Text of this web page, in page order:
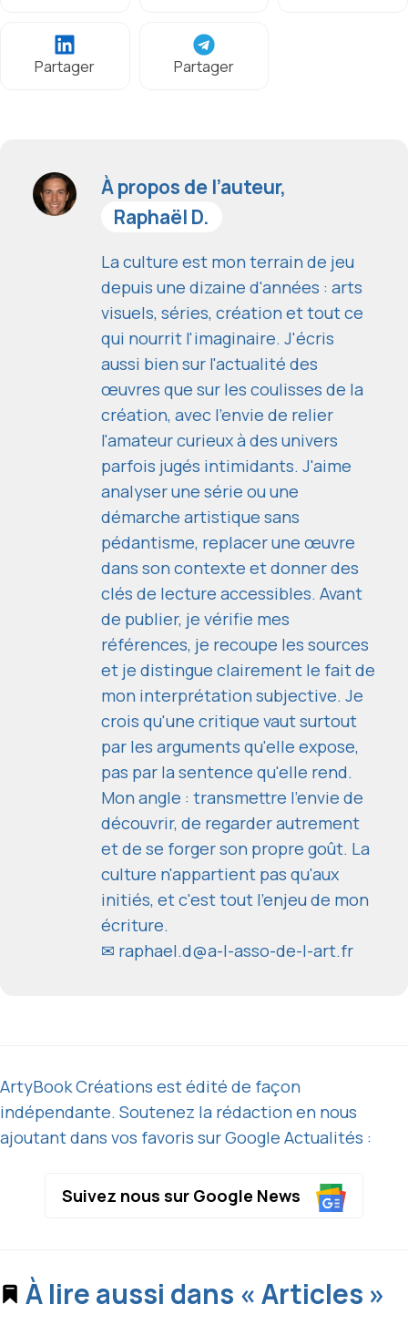
Partager Partager
À propos de l’auteur,
Raphaël D.
La culture est mon terrain de jeu
depuis une dizaine d'années : arts
visuels, séries, création et tout ce
qui nourrit l'imaginaire. J'écris
aussi bien sur l'actualité des
œuvres que sur les coulisses de la
création, avec l'envie de relier
l'amateur curieux à des univers
parfois jugés intimidants. J'aime
analyser une série ou une
démarche artistique sans
pédantisme, replacer une œuvre
dans son contexte et donner des
clés de lecture accessibles. Avant
de publier, je vérifie mes
références, je recoupe les sources
et je distingue clairement le fait de
mon interprétation subjective. Je
crois qu'une critique vaut surtout
par les arguments qu'elle expose,
pas par la sentence qu'elle rend.
Mon angle : transmettre l'envie de
découvrir, de regarder autrement
et de se forger son propre goût. La
culture n'appartient pas qu'aux
initiés, et c'est tout l'enjeu de mon
écriture.
✉ raphael.d@a-l-asso-de-l-art.fr
ArtyBook Créations est édité de façon
indépendante. Soutenez la rédaction en nous
ajoutant dans vos favoris sur Google Actualités :
Suivez nous sur Google News
À lire aussi dans « Articles »